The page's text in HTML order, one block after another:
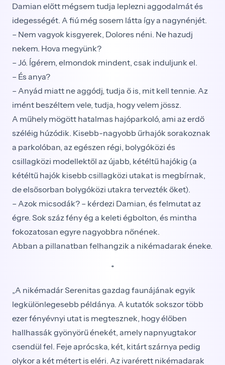
Damian előtt mégsem tudja leplezni aggodalmát és
idegességét. A fiú még sosem látta így a nagynénjét.
– Nem vagyok kisgyerek, Dolores néni. Ne hazudj
nekem. Hova megyünk?
– Jó. Ígérem, elmondok mindent, csak induljunk el.
– És anya?
– Anyád miatt ne aggódj, tudja ő is, mit kell tennie. Az
imént beszéltem vele, tudja, hogy velem jössz.
A műhely mögött hatalmas hajóparkoló, ami az erdő
széléig húzódik. Kisebb-nagyobb űrhajók sorakoznak
a parkolóban, az egészen régi, bolygóközi és
csillagközi modellektől az újabb, kétéltű hajókig (a
kétéltű hajók kisebb csillagközi utakat is megbírnak,
de elsősorban bolygóközi utakra tervezték őket).
– Azok micsodák? – kérdezi Damian, és felmutat az
égre. Sok száz fény ég a keleti égbolton, és mintha
fokozatosan egyre nagyobbra nőnének.
Abban a pillanatban felhangzik a nikémadarak éneke.
*
„A nikémadár Serenitas gazdag faunájának egyik
legkülönlegesebb példánya. A kutatók sokszor több
ezer fényévnyi utat is megtesznek, hogy élőben
hallhassák gyönyörű énekét, amely napnyugtakor
csendül fel. Feje aprócska, két, kitárt szárnya pedig
olykor a két métert is eléri. Az ivarérett nikémadarak